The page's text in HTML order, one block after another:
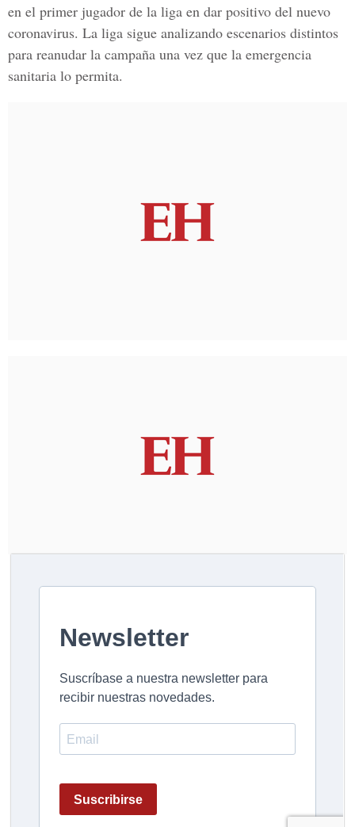
en el primer jugador de la liga en dar positivo del nuevo
coronavirus. La liga sigue analizando escenarios distintos
para reanudar la campaña una vez que la emergencia
sanitaria lo permita.